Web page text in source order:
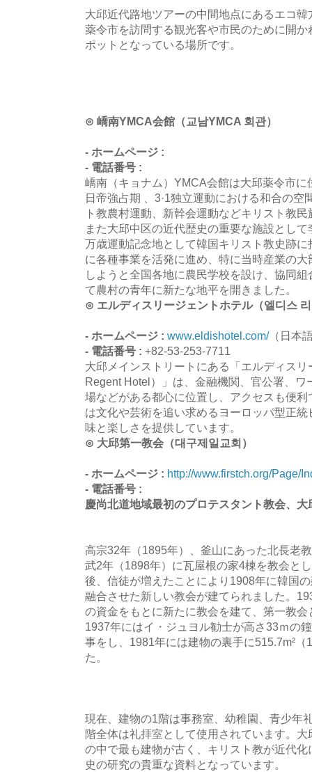
大邱近代路地ツアーの中間地点にあるエコ
薬令市を訪問する観光客や市民のために開
ポットとなっている場所です。
⊙ 嶠南YMCA会館（교남YMCA 회관）
- ホームページ :
- 電話番号 :
嶠南（キョナム）YMCA会館は大邱薬令市
日帝強占期 、3·1独立運動における和合の
ト教農村運動、新幹会運動などキリスト教
また大邱中区の近代歴史の重要な施設とし
万歳運動記念地として韓国キリスト教史跡
に各種事業を活発に進め、特に当時産業の
しようと全国各地に農民学校を設け、協同
て農村の青年に新たな地平を開きました。
⊙ エルディスリージェントホテル（엘디스
- ホームページ : www.eldishotel.com/（日本
- 電話番号 : +82-53-253-7711
大邱メインストリートにある「エルディス
Regent Hotel）」は、金融機関、官公署、
場などがある都心に位置し、アクセスも便
は文化や芸術を追い求めるヨーロッパ型正
味と楽しさを提供しています。
⊙ 大邱第一教会（대구제일교회）
- ホームページ : http://www.firstch.org/Page/
- 電話番号 :
慶尚北道地域最初のプロテスタント教会、大
高宗32年（1895年）、釜山にあった北長老
武2年（1898年）に瓦屋根の家4棟を教会と
後、信徒が増えたことにより1908年に韓国
融合させた新しい教会が建てられました。
の資金をもとに新たに教会を建て、第一教
1937年にはイ・ジュヨル勧士が高さ33ｍの
事をし、1981年には建物の裏手に515.7m²
た。
現在、建物の1階は事務室、幼稚園、青少年
階全体は礼拝室として使用されています。
の中で最も建物が古く、キリスト教が近代
史の研究の貴重な資料となっています。